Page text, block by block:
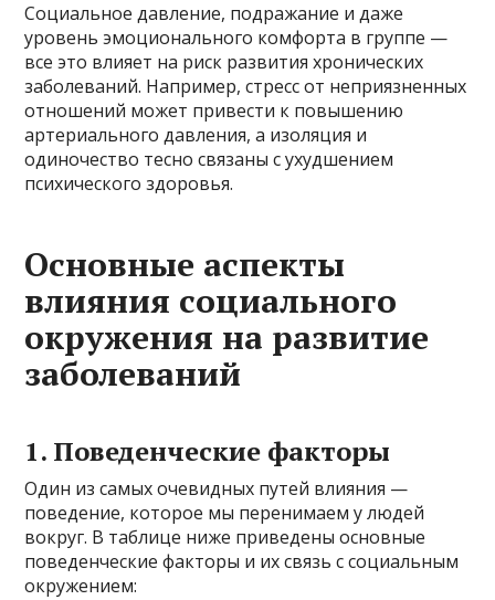
Социальное давление, подражание и даже
уровень эмоционального комфорта в группе —
все это влияет на риск развития хронических
заболеваний. Например, стресс от неприязненных
отношений может привести к повышению
артериального давления, а изоляция и
одиночество тесно связаны с ухудшением
психического здоровья.
Основные аспекты
влияния социального
окружения на развитие
заболеваний
1. Поведенческие факторы
Один из самых очевидных путей влияния —
поведение, которое мы перенимаем у людей
вокруг. В таблице ниже приведены основные
поведенческие факторы и их связь с социальным
окружением: